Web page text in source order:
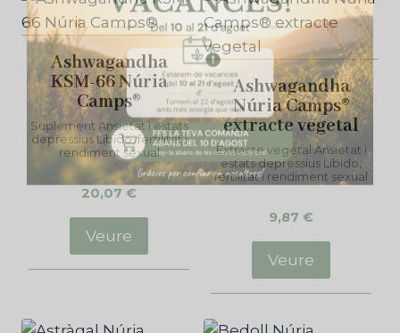
Ashwagandha
KSM-66 Núria
Camps®
Suplement Ansietat i estats
depressius Libido, fertilitat i
rendiment sexual
20,07 €
Veure
Ashwagandha
Núria Camps®
extracte vegetal
Extracte vegetal Ansietat i
estats depressius Libido,
fertilitat i rendiment sexual
9,87 €
Veure